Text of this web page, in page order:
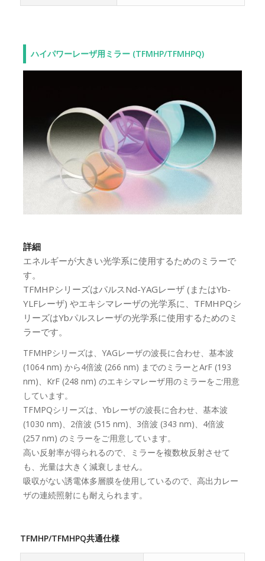
ハイパワーレーザ用ミラー (TFMHP/TFMHPQ)
詳細
エネルギーが大きい光学系に使用するためのミラーで
す。
TFMHPシリーズはパルスNd-YAGレーザ (またはYb-
YLFレーザ) やエキシマレーザの光学系に、TFMHPQシ
リーズはYbパルスレーザの光学系に使用するためのミ
ラーです。
TFMHPシリーズは、YAGレーザの波長に合わせ、基本波
(1064 nm) から4倍波 (266 nm) までのミラーとArF (193
nm)、KrF (248 nm) のエキシマレーザ用のミラーをご用意
しています。
TFMPQシリーズは、Ybレーザの波長に合わせ、基本波
(1030 nm)、2倍波 (515 nm)、3倍波 (343 nm)、4倍波
(257 nm) のミラーをご用意しています。
高い反射率が得られるので、ミラーを複数枚反射させて
も、光量は大きく減衰しません。
吸収がない誘電体多層膜を使用しているので、高出力レー
ザの連続照射にも耐えられます。
TFMHP/TFMHPQ共通仕様